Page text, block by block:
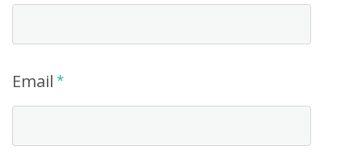
Email *